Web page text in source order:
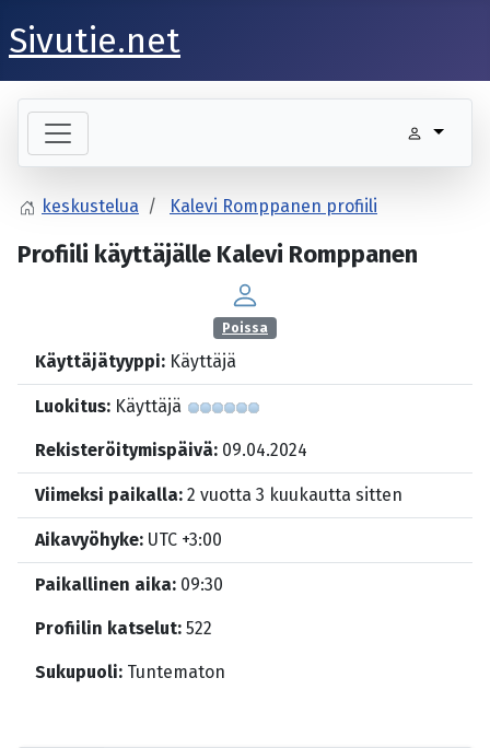
Sivutie.net
keskustelua Kalevi Romppanen profiili
Profiili käyttäjälle Kalevi Romppanen
Poissa
Käyttäjätyyppi: Käyttäjä
Luokitus: Käyttäjä
Rekisteröitymispäivä: 09.04.2024
Viimeksi paikalla: 2 vuotta 3 kuukautta sitten
Aikavyöhyke: UTC +3:00
Paikallinen aika: 09:30
Profiilin katselut: 522
Sukupuoli: Tuntematon